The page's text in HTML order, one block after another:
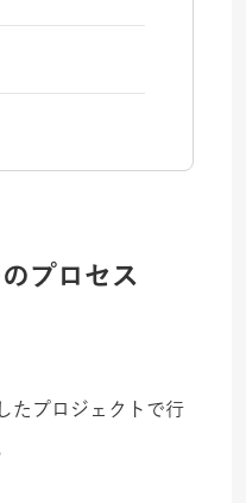
プロセス
たプロジェクトで行